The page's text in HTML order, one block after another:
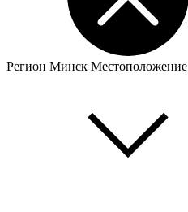
Регион Минск Местоположение